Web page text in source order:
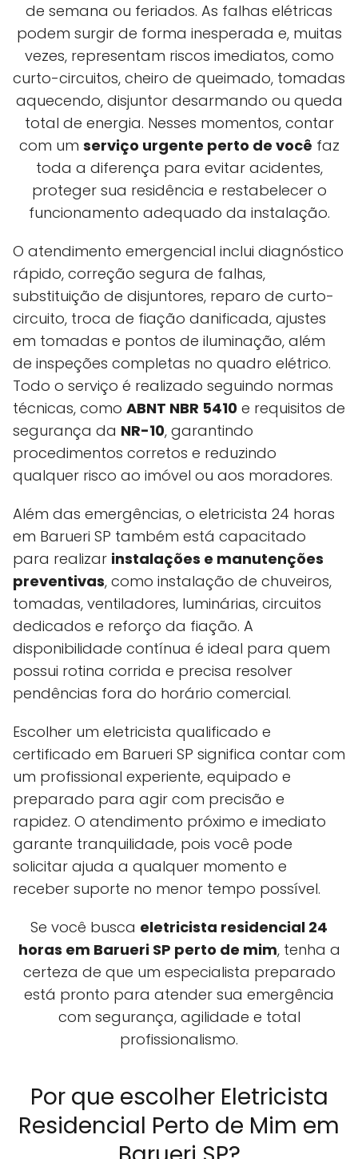
de semana ou feriados. As falhas elétricas
podem surgir de forma inesperada e, muitas
vezes, representam riscos imediatos, como
curto-circuitos, cheiro de queimado, tomadas
aquecendo, disjuntor desarmando ou queda
total de energia. Nesses momentos, contar
com um serviço urgente perto de você faz
toda a diferença para evitar acidentes,
proteger sua residência e restabelecer o
funcionamento adequado da instalação.
O atendimento emergencial inclui diagnóstico
rápido, correção segura de falhas,
substituição de disjuntores, reparo de curto-
circuito, troca de fiação danificada, ajustes
em tomadas e pontos de iluminação, além
de inspeções completas no quadro elétrico.
Todo o serviço é realizado seguindo normas
técnicas, como ABNT NBR 5410 e requisitos de
segurança da NR-10, garantindo
procedimentos corretos e reduzindo
qualquer risco ao imóvel ou aos moradores.
Além das emergências, o eletricista 24 horas
em Barueri SP também está capacitado
para realizar instalações e manutenções
preventivas, como instalação de chuveiros,
tomadas, ventiladores, luminárias, circuitos
dedicados e reforço da fiação. A
disponibilidade contínua é ideal para quem
possui rotina corrida e precisa resolver
pendências fora do horário comercial.
Escolher um eletricista qualificado e
certificado em Barueri SP significa contar com
um profissional experiente, equipado e
preparado para agir com precisão e
rapidez. O atendimento próximo e imediato
garante tranquilidade, pois você pode
solicitar ajuda a qualquer momento e
receber suporte no menor tempo possível.
Se você busca eletricista residencial 24
horas em Barueri SP perto de mim, tenha a
certeza de que um especialista preparado
está pronto para atender sua emergência
com segurança, agilidade e total
profissionalismo.
Por que escolher Eletricista
Residencial Perto de Mim em